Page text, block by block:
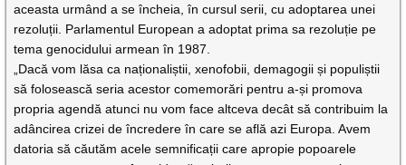
aceasta urmând a se încheia, în cursul serii, cu adoptarea unei
rezoluții. Parlamentul European a adoptat prima sa rezoluție pe
tema genocidului armean în 1987.
„Dacă vom lăsa ca naționaliștii, xenofobii, demagogii și populiștii
să folosească seria acestor comemorări pentru a-și promova
propria agendă atunci nu vom face altceva decât să contribuim la
adâncirea crizei de încredere în care se află azi Europa. Avem
datoria să căutăm acele semnificații care apropie popoarele